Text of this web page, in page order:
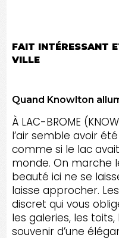
FAIT INTÉRESSANT
VILLE
Quand Knowlton
À LAC-BROME
l’air semble avoir
comme si le lac
monde. On marche
beauté ici ne se
laisse approcher.
discret qui vous
les galeries, les
souvenir d’une